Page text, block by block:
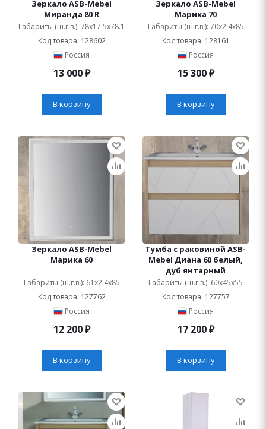
Зеркало ASB-Mebel
Миранда 80 R
Габариты (ш.г.в.): 78x17.5x78.1
Код товара: 128602
Россия
13 000₽
В корзину
Зеркало ASB-Mebel
Марика 70
Габариты (ш.г.в.): 70x2.4x85
Код товара: 128161
Россия
15 300₽
В корзину
Зеркало ASB-Mebel
Марика 60
Габариты (ш.г.в.): 61x2.4x85
Код товара: 127762
Россия
12 200₽
В корзину
Тумба с раковиной ASB-
Mebel Диана 60 белый,
дуб янтарный
Габариты (ш.г.в.): 60x45x55
Код товара: 127757
Россия
17 200₽
В корзину